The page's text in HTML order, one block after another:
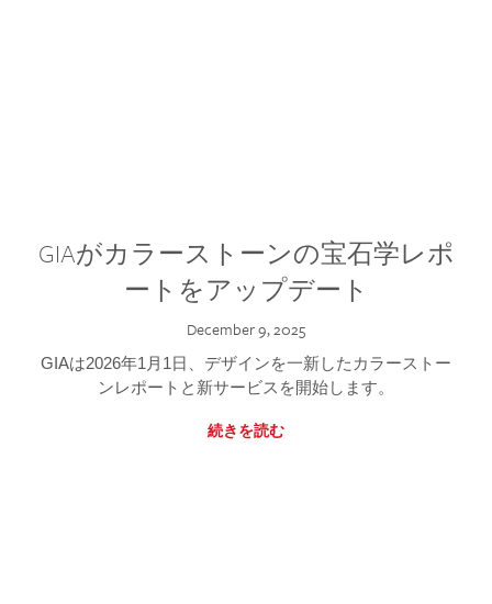
GIAがカラーストーンの宝石学レポ
ートをアップデート
December 9, 2025
GIAは2026年1月1日、デザインを一新したカラーストー
ンレポートと新サービスを開始します。
続きを読む